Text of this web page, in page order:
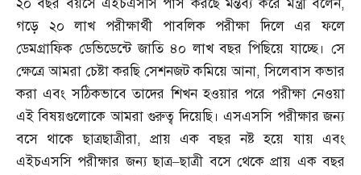
২০ বছর বয়সে এইচএসসি পাস করছে মন্তব্য করে মন্ত্রী বলেন,
গড়ে ২০ লাখ পরীক্ষার্থী পাবলিক পরীক্ষা দিলে এর ফলে
ডেমগ্রাফিক ডেভিডেন্টে জাতি ৪০ লাখ বছর পিছিয়ে যাচ্ছে। সে
ক্ষেত্রে আমরা চেষ্টা করছি সেশনজট কমিয়ে আনা,সিলেবাস কভার
করা এবং সঠিকভাবে তাদের শিখন হওয়ার পরে পরীক্ষা নেওয়া
এই বিষয়গুলোকে আমরা গুরুত্ব দিয়েছি। এসএসসি পরীক্ষার জন্য
বসে থাকে ছাত্রছাত্রীরা,প্রায় এক বছর নষ্ট হয়ে যায় এবং
এইচএসসি পরীক্ষার জন্য ছাত্র–ছাত্রী বসে থেকে প্রায় এক বছর